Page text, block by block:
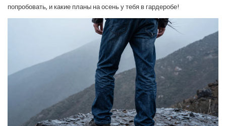
попробовать, и какие планы на осень у тебя в гардеробе!